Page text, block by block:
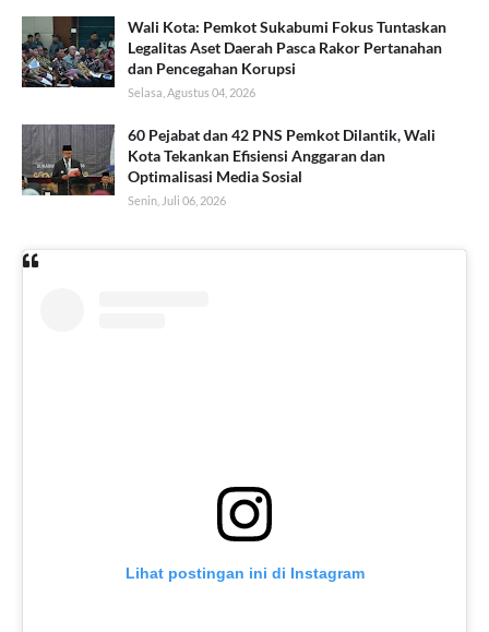
Wali Kota: Pemkot Sukabumi Fokus Tuntaskan
Legalitas Aset Daerah Pasca Rakor Pertanahan
dan Pencegahan Korupsi
Selasa, Agustus 04, 2026
60 Pejabat dan 42 PNS Pemkot Dilantik, Wali
Kota Tekankan Efisiensi Anggaran dan
Optimalisasi Media Sosial
Senin, Juli 06, 2026
Lihat postingan ini di Instagram